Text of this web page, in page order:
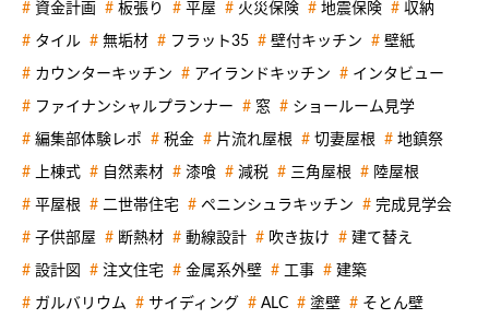
資金計画 板張り 平屋 火災保険 地震保険 収納
タイル 無垢材 フラット35 壁付キッチン 壁紙
カウンターキッチン アイランドキッチン インタビュー
ファイナンシャルプランナー 窓 ショールーム見学
編集部体験レポ 税金 片流れ屋根 切妻屋根 地鎮祭
上棟式 自然素材 漆喰 減税 三角屋根 陸屋根
平屋根 二世帯住宅 ペニンシュラキッチン 完成見学会
子供部屋 断熱材 動線設計 吹き抜け 建て替え
設計図 注文住宅 金属系外壁 工事 建築
ガルバリウム サイディング ALC 塗壁 そとん壁